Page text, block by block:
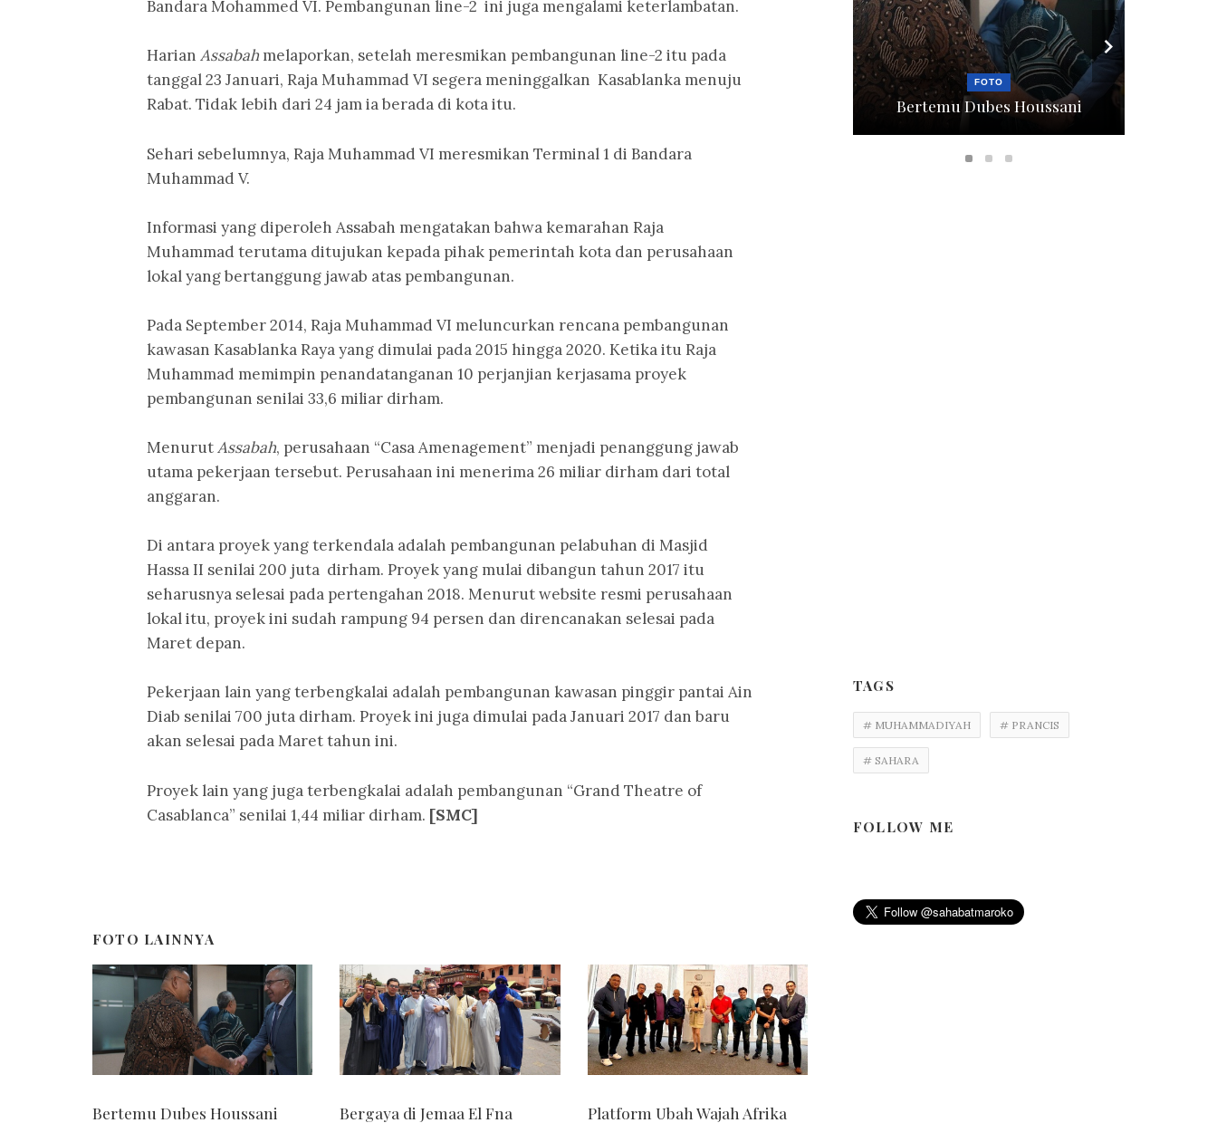
Bandara Mohammed VI. Pembangunan line-2 ini juga mengalami keterlambatan.
Harian Assabah melaporkan, setelah meresmikan pembangunan line-2 itu pada
tanggal 23 Januari, Raja Muhammad VI segera meninggalkan Kasablanka menuju
Rabat. Tidak lebih dari 24 jam ia berada di kota itu.
Sehari sebelumnya, Raja Muhammad VI meresmikan Terminal 1 di Bandara
Muhammad V.
Informasi yang diperoleh Assabah mengatakan bahwa kemarahan Raja
Muhammad terutama ditujukan kepada pihak pemerintah kota dan perusahaan
lokal yang bertanggung jawab atas pembangunan.
Pada September 2014, Raja Muhammad VI meluncurkan rencana pembangunan
kawasan Kasablanka Raya yang dimulai pada 2015 hingga 2020. Ketika itu Raja
Muhammad memimpin penandatanganan 10 perjanjian kerjasama proyek
pembangunan senilai 33,6 miliar dirham.
MenurutAssabah, perusahaan “Casa Amenagement” menjadi penanggung jawab
utama pekerjaan tersebut. Perusahaan ini menerima 26 miliar dirham dari total
anggaran.
Di antara proyek yang terkendala adalah pembangunan pelabuhan di Masjid
Hassa II senilai 200 juta dirham. Proyek yang mulai dibangun tahun 2017 itu
seharusnya selesai pada pertengahan 2018. Menurut website resmi perusahaan
lokal itu, proyek ini sudah rampung 94 persen dan direncanakan selesai pada
Maret depan.
Pekerjaan lain yang terbengkalai adalah pembangunan kawasan pinggir pantai Ain
Diab senilai 700 juta dirham. Proyek ini juga dimulai pada Januari 2017 dan baru
akan selesai pada Maret tahun ini.
Proyek lain yang juga terbengkalai adalah pembangunan “Grand Theatre of
Casablanca” senilai 1,44 miliar dirham. [SMC]
FOTO LAINNYA
Bertemu Dubes Houssani Bergaya di Jemaa El Fna Platform Ubah Wajah Afrika
FOTO
Bertemu Dubes Houssani
TAGS
# MUHAMMADIYAH # PRANCIS
# SAHARA
FOLLOW ME